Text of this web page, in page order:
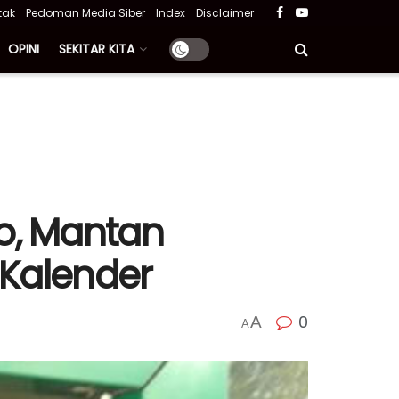
Pedoman Media Siber Index Disclaimer
OPINI SEKITAR KITA
Mantan
AA 0